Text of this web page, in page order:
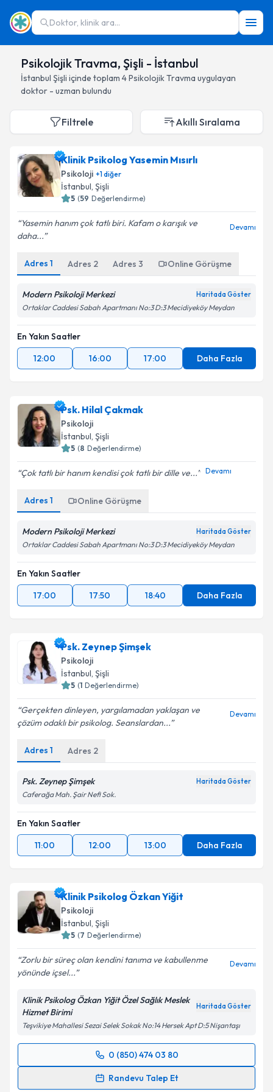
Doktor, klinik ara...
Psikolojik Travma, Şişli - İstanbul
İstanbul Şişli içinde toplam 4Psikolojik Travma uygulayan
doktor - uzman bulundu
Filtrele Akıllı Sıralama
Klinik Psikolog Yasemin Mısırlı
Psikoloji +1diğer
İstanbul, Şişli
5 (59 Değerlendirme)
Yasemin hanım çok tatlı biri. Kafam o karışık ve
daha...
Devamı
Adres 1 Adres 2 Adres 3 Online Görüşme
Modern Psikoloji Merkezi Haritada Göster
Ortaklar Caddesi Sabah Apartmanı No:3 D:3 Mecidiyeköy Meydan
En Yakın Saatler
12:00
16:00 17:00 Daha Fazla
Psk. Hilal Çakmak
Psikoloji
İstanbul, Şişli
5 (8 Değerlendirme)
Çok tatlı bir hanım kendisi çok tatlı bir dille ve... Devamı
Adres 1 Online Görüşme
Modern Psikoloji Merkezi Haritada Göster
Ortaklar Caddesi Sabah Apartmanı No:3 D:3 Mecidiyeköy Meydan
En Yakın Saatler
17:00
17:50 18:40 Daha Fazla
Psk. Zeynep Şimşek
Psikoloji
İstanbul, Şişli
5 (1 Değerlendirme)
Gerçekten dinleyen, yargılamadan yaklaşan ve
çözüm odaklı bir psikolog. Seanslardan...
Devamı
Adres 1 Adres 2
Psk. Zeynep Şimşek Haritada Göster
Caferağa Mah. Şair Nefi Sok.
En Yakın Saatler
11:00
12:00 13:00 Daha Fazla
Klinik Psikolog Özkan Yiğit
Psikoloji
İstanbul, Şişli
5 (7 Değerlendirme)
Zorlu bir süreç olan kendini tanıma ve kabullenme
yönünde içsel...
Devamı
Klinik Psikolog Özkan Yiğit Özel Sağlık Meslek
Hizmet Birimi
Haritada Göster
Teşvikiye Mahallesi Sezai Selek Sokak No:14 Hersek Apt D:5 Nişantaşı
0 (850) 474 03 80
Randevu Talep Et
Randevu Takvimi Talebi